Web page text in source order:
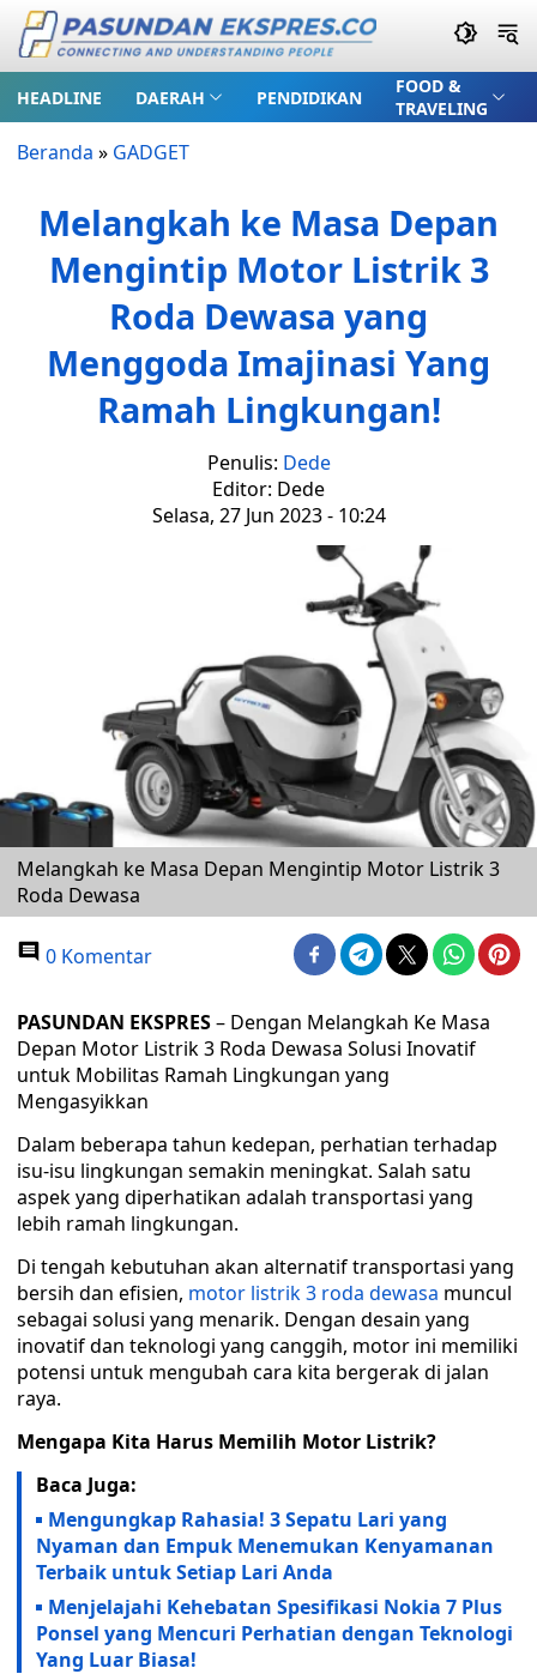
HEADLINE DAERAH PENDIDIKAN
FOOD &
TRAVELING
Beranda » GADGET
Melangkah ke Masa Depan
Mengintip Motor Listrik 3
Roda Dewasa yang
Menggoda Imajinasi Yang
Ramah Lingkungan!
Penulis: Dede
Editor: Dede
Selasa, 27 Jun 2023 - 10:24
Melangkah ke Masa Depan Mengintip Motor Listrik 3
Roda Dewasa
0 Komentar
PASUNDAN EKSPRES– Dengan Melangkah Ke Masa
Depan Motor Listrik 3 Roda Dewasa Solusi Inovatif
untuk Mobilitas Ramah Lingkungan yang
Mengasyikkan
Dalam beberapa tahun kedepan, perhatian terhadap
isu-isu lingkungan semakin meningkat. Salah satu
aspek yang diperhatikan adalah transportasi yang
lebih ramah lingkungan.
Di tengah kebutuhan akan alternatif transportasi yang
bersih dan efisien, motor listrik 3 roda dewasa muncul
sebagai solusi yang menarik. Dengan desain yang
inovatif dan teknologi yang canggih, motor ini memiliki
potensi untuk mengubah cara kita bergerak di jalan
raya.
Mengapa Kita Harus Memilih Motor Listrik?
Baca Juga:
Mengungkap Rahasia! 3 Sepatu Lari yang
Nyaman dan Empuk Menemukan Kenyamanan
Terbaik untuk Setiap Lari Anda
Menjelajahi Kehebatan Spesifikasi Nokia 7 Plus
Ponsel yang Mencuri Perhatian dengan Teknologi
Yang Luar Biasa!